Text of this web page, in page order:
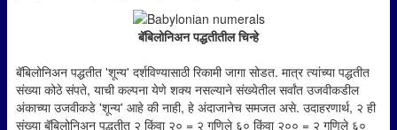
बॅबिलोनिअन पद्धतीतील चिन्हे
बॅबिलोनिअन पद्धतीत 'शून्य' दर्शविण्यासाठी रिकामी जागा सोडत. मात्र त्यांच्या पद्धतीत
संख्या कोठे संपते, याची कल्पना येणे शक्य नसल्याने संख्येतील सर्वांत उजवीकडील
अंकाच्या उजवीकडे 'शून्य' आहे की नाही, हे अंदाजानेच समजत असे. उदाहरणार्थ, २ ही
संख्या बॅबिलोनिअन पद्धतीत २ किंवा २० = २ गुणिले ६० किंवा २०० = २ गुणिले ६०